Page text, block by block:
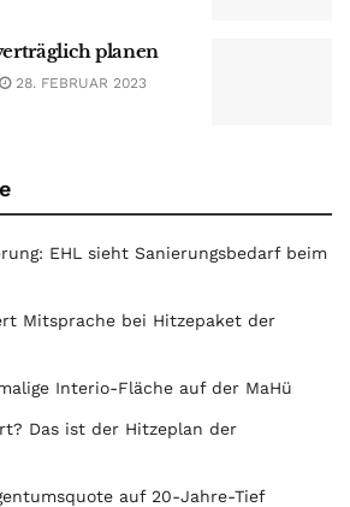
planen
28. FEBRUAR 2023
EHL sieht Sanierungsbedarf beim
Mitsprache bei Hitzepaket der
Interio-Fläche auf der MaHü
Das ist der Hitzeplan der
auf 20-Jahre-Tief